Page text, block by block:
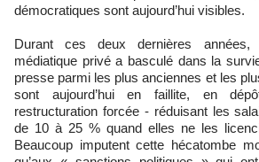
démocratiques sont aujourd’hui visibles.
Durant ces deux dernières années,
médiatique privé a basculé dans la
presse parmi les plus anciennes et les
sont aujourd’hui en faillite, en
restructuration forcée - réduisant les
de 10 à 25 % quand elles ne les
Beaucoup imputent cette hécatombe